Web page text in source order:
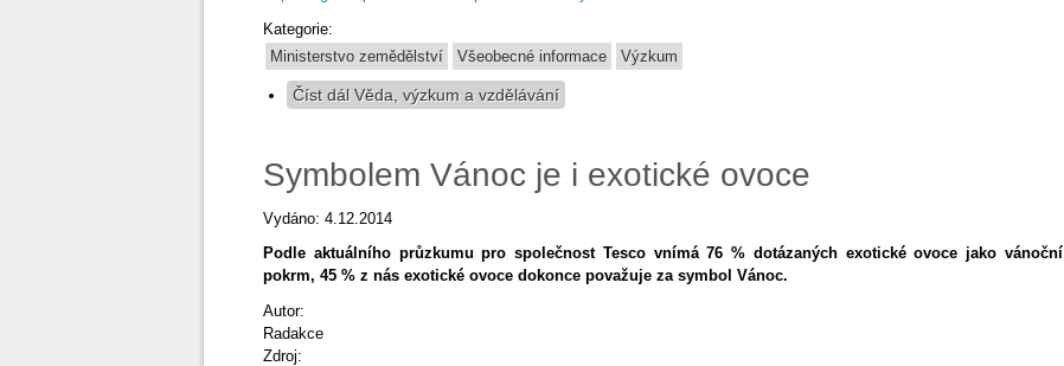
Kategorie:
Ministerstvo zemědělství
Všeobecné informace Výzkum
Číst dál Věda, výzkum a vzdělávání
Symbolem Vánoc je i exotické ovoce
Vydáno: 4.12.2014
Podle aktuálního průzkumu pro společnost Tesco vnímá 76 % dotázaných exotické ovoce jako vánoční
pokrm, 45 % z nás exotické ovoce dokonce považuje za symbol Vánoc.
Autor:
Radakce
Zdroj: